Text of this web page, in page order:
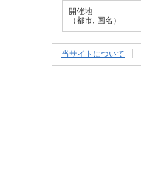
開催地
（都市, 国名）
当サイトについて